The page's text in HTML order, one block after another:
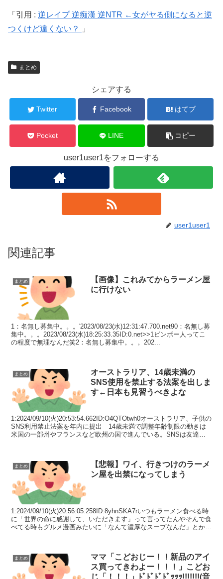
引用 : 逆レイプ 逆痴漢 逆NTR ←女がヤる側になると逆
つくけど違くない？
まとめ
シェアする
Twitter Facebook はてブ
Pocket LINE コピー
user1user1をフォローする
user1user1
関連記事
まとめ
【画像】これみてからラーメン屋
に行けない
1：名無し募集中。。。'2023/08/23(水)12:31:47.700.net90：名無し募
集中。。。2023/08/23(水)18:25:33.35ID:0.net>>1ビンボー人ってこ
の程度で無理なんだ笑2：名無し募集中。。。202...
まとめ
オーストラリア、14歳未満の
SNS使用を禁止する法案を出しま
す←日本も見習うべきよな
1:2024/09/10(火)20:53:54.662ID:O4QTOtwh0オーストラリア、子供の
SNS利用禁止法案を年内に提出 14歳未満で調整年齢制限の動きは
米国の一部州やフランスなど欧州の国で進んでいる。SNSは友達や
まとめ
【悲報】ワイ、行きつけのラーメ
ン屋を出禁になってしまう
1:2024/09/10(火)20:56:05.258ID:8yhnSKA7rいつもラーメン食べる時
に「世界の命に感謝して、いただきます」って言ってたんやそんで食
べてる時もグルメ漫画みたいに「なんて濃厚なスープなんだ」とか
まとめ
ママ「こどおじー！！新品のアイ
ス買ってきわよー！！！」こどお
じ「！！！」ﾄﾞﾄﾞﾄﾞﾄﾞｯｯｯ!!!!!!!(音